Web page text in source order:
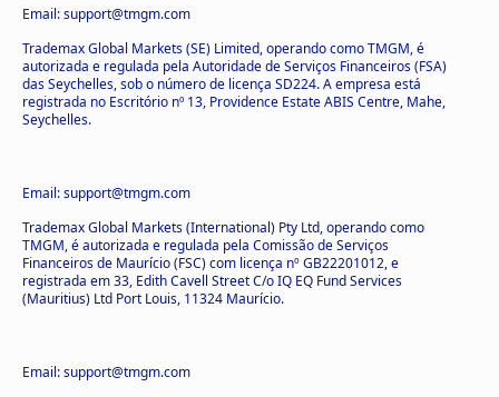
Email: support@tmgm.com
Trademax Global Markets (SE) Limited, operando como TMGM, é
autorizada e regulada pela Autoridade de Serviços Financeiros (FSA)
das Seychelles, sob o número de licença SD224. A empresa está
registrada no Escritório nº 13, Providence Estate ABIS Centre, Mahe,
Seychelles.
Email: support@tmgm.com
Trademax Global Markets (International) Pty Ltd, operando como
TMGM, é autorizada e regulada pela Comissão de Serviços
Financeiros de Maurício (FSC) com licença nº GB22201012, e
registrada em 33, Edith Cavell Street C/o IQ EQ Fund Services
(Mauritius) Ltd Port Louis, 11324 Maurício.
Email: support@tmgm.com